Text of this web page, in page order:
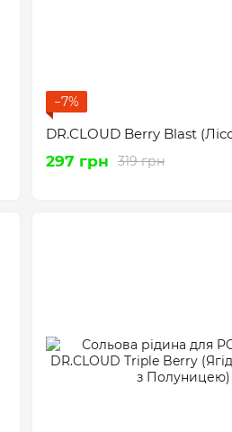
−7%
DR.CLOUD Berry Blast
319 грн
297 грн